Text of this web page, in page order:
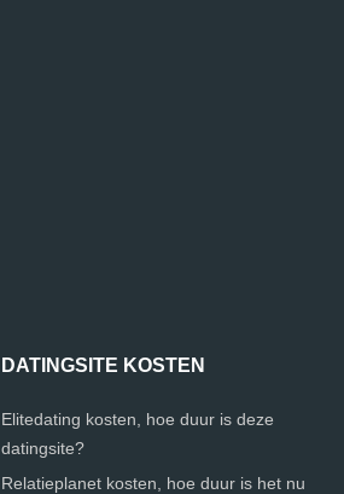
DATINGSITE KOSTEN
Elitedating kosten, hoe duur is deze
datingsite?
Relatieplanet kosten, hoe duur is het nu